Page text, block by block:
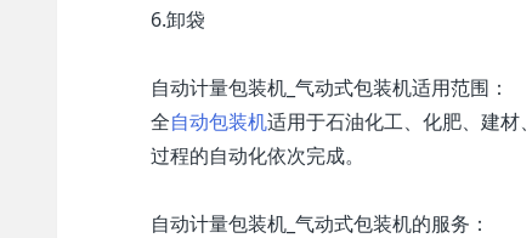
6.卸袋
自动计量 包装机 _气动式 包装机适用范围：
全自动包装机适用于石油化工、化肥、建材
过程的自动化依次完成。
自动计量 包装机 _气动式 包装机的服务：